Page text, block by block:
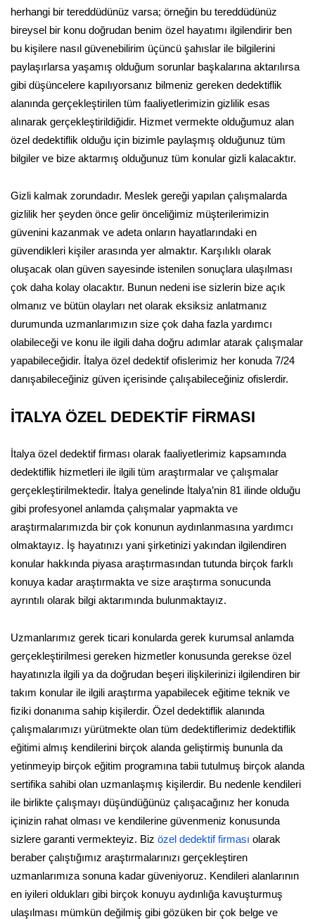
herhangi bir tereddüdünüz varsa; örneğin bu tereddüdünüz
bireysel bir konu doğrudan benim özel hayatımı ilgilendirir ben
bu kişilere nasıl güvenebilirim üçüncü şahıslar ile bilgilerini
paylaşırlarsa yaşamış olduğum sorunlar başkalarına aktarılırsa
gibi düşüncelere kapılıyorsanız bilmeniz gereken dedektiflik
alanında gerçekleştirilen tüm faaliyetlerimizin gizlilik esas
alınarak gerçekleştirildiğidir. Hizmet vermekte olduğumuz alan
özel dedektiflik olduğu için bizimle paylaşmış olduğunuz tüm
bilgiler ve bize aktarmış olduğunuz tüm konular gizli kalacaktır.
Gizli kalmak zorundadır. Meslek gereği yapılan çalışmalarda
gizlilik her şeyden önce gelir önceliğimiz müşterilerimizin
güvenini kazanmak ve adeta onların hayatlarındaki en
güvendikleri kişiler arasında yer almaktır. Karşılıklı olarak
oluşacak olan güven sayesinde istenilen sonuçlara ulaşılması
çok daha kolay olacaktır. Bunun nedeni ise sizlerin bize açık
olmanız ve bütün olayları net olarak eksiksiz anlatmanız
durumunda uzmanlarımızın size çok daha fazla yardımcı
olabileceği ve konu ile ilgili daha doğru adımlar atarak çalışmalar
yapabileceğidir. İtalya özel dedektif ofislerimiz her konuda 7/24
danışabileceğiniz güven içerisinde çalışabileceğiniz ofislerdir.
İTALYA ÖZEL DEDEKTİF FİRMASI
İtalya özel dedektif firması olarak faaliyetlerimiz kapsamında
dedektiflik hizmetleri ile ilgili tüm araştırmalar ve çalışmalar
gerçekleştirilmektedir. İtalya genelinde İtalya’nin 81 ilinde olduğu
gibi profesyonel anlamda çalışmalar yapmakta ve
araştırmalarımızda bir çok konunun aydınlanmasına yardımcı
olmaktayız. İş hayatınızı yani şirketinizi yakından ilgilendiren
konular hakkında piyasa araştırmasından tutunda birçok farklı
konuya kadar araştırmakta ve size araştırma sonucunda
ayrıntılı olarak bilgi aktarımında bulunmaktayız.
Uzmanlarımız gerek ticari konularda gerek kurumsal anlamda
gerçekleştirilmesi gereken hizmetler konusunda gerekse özel
hayatınızla ilgili ya da doğrudan beşeri ilişkilerinizi ilgilendiren bir
takım konular ile ilgili araştırma yapabilecek eğitime teknik ve
fiziki donanıma sahip kişilerdir. Özel dedektiflik alanında
çalışmalarımızı yürütmekte olan tüm dedektiflerimiz dedektiflik
eğitimi almış kendilerini birçok alanda geliştirmiş bununla da
yetinmeyip birçok eğitim programına tabii tutulmuş birçok alanda
sertifika sahibi olan uzmanlaşmış kişilerdir. Bu nedenle kendileri
ile birlikte çalışmayı düşündüğünüz çalışacağınız her konuda
içinizin rahat olması ve kendilerine güvenmeniz konusunda
sizlere garanti vermekteyiz. Biz özel dedektif firması olarak
beraber çalıştığımız araştırmalarınızı gerçekleştiren
uzmanlarımıza sonuna kadar güveniyoruz. Kendileri alanlarının
en iyileri oldukları gibi birçok konuyu aydınlığa kavuşturmuş
ulaşılması mümkün değilmiş gibi gözüken bir çok belge ve